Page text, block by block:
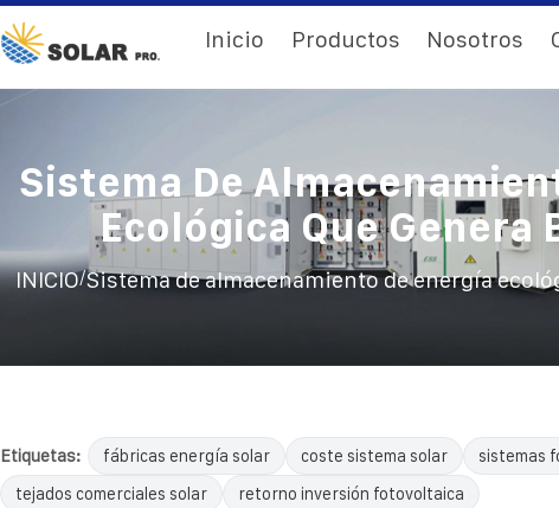
Inicio Productos Nosotros
Sistema De
Ecológica Que Genera
INICIO/Sistema de almacenamiento de energía
Etiquetas: fábricas energía solar coste sistema solar
sistemas
tejados comerciales solar
retorno inversión fotovoltaica